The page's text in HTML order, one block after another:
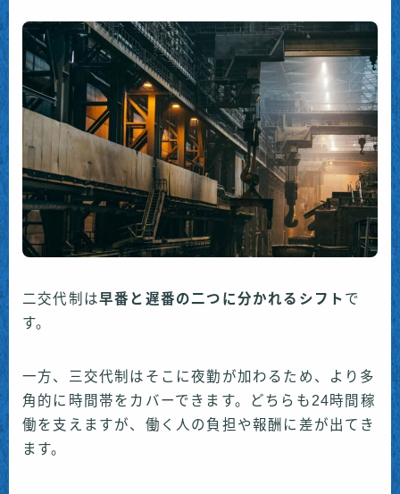
二交代制は早番と遅番の二つに分かれるシフト で
す。
一方、三交代制はそこに夜勤が加わるため、より多
角的に時間帯をカバーできます。どちらも24時間稼
働を支えますが、働く人の負担や報酬に差が出てき
ます。